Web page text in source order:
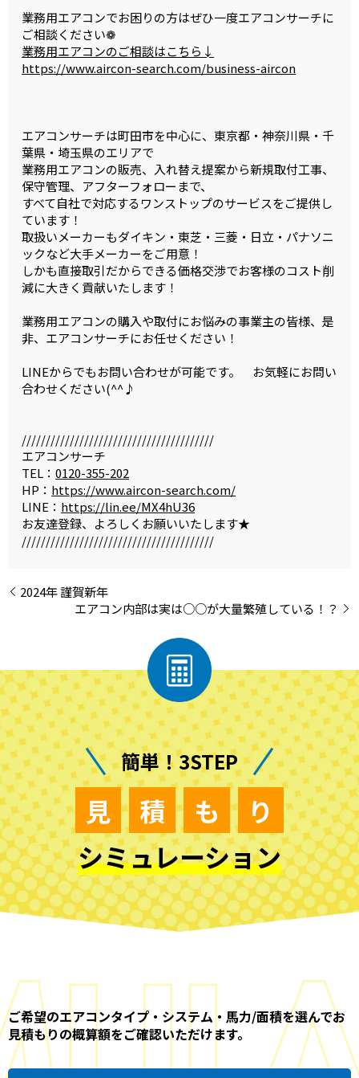
業務用エアコンでお困りの方はぜひ一度エアコンサーチに
ご相談ください❁
業務用エアコンのご相談はこちら↓
https://www.aircon-search.com/business-aircon
エアコンサーチは町田市を中心に、東京都・神奈川県・千
葉県・埼玉県のエリアで
業務用エアコンの販売、入れ替え提案から新規取付工事、
保守管理、アフターフォローまで、
すべて自社で対応するワンストップのサービスをご提供し
ています！
取扱いメーカーもダイキン・東芝・三菱・日立・パナソニ
ックなど大手メーカーをご用意！
しかも直接取引だからできる価格交渉でお客様のコスト削
減に大きく貢献いたします！
業務用エアコンの購入や取付にお悩みの事業主の皆様、是
非、エアコンサーチにお任せください！
LINEからでもお問い合わせが可能です。 お気軽にお問い
合わせください(^^♪
////////////////////////////////////////
エアコンサーチ
TEL：0120-355-202
HP： https://www.aircon-search.com/
LINE： https://lin.ee/MX4hU36
お友達登録、よろしくお願いいたします★
////////////////////////////////////////
2024年 謹賀新年
エアコン内部は実は○○が大量繁殖している！？
簡単！3STEP
見 積 も
り
シミュレーション
ご希望のエアコンタイプ・システム・馬力/面積を選んでお
見積もりの概算額をご確認いただけます。